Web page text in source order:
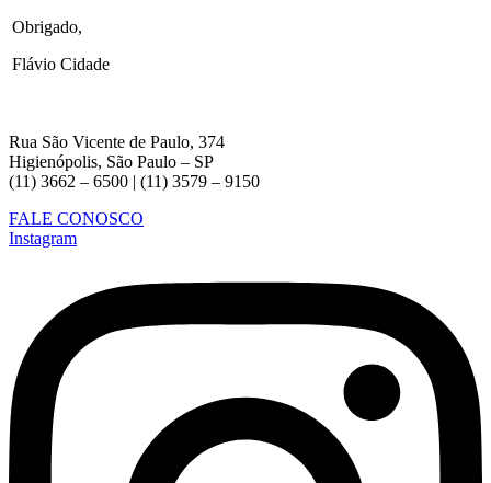
Obrigado,
Flávio Cidade
Rua São Vicente de Paulo, 374
Higienópolis, São Paulo – SP
(11) 3662 – 6500 | (11) 3579 – 9150
FALE CONOSCO
Instagram